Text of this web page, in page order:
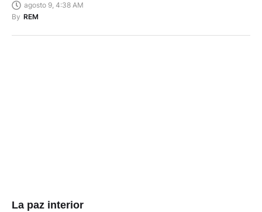
agosto 9, 4:38 AM
By REM
La paz interior